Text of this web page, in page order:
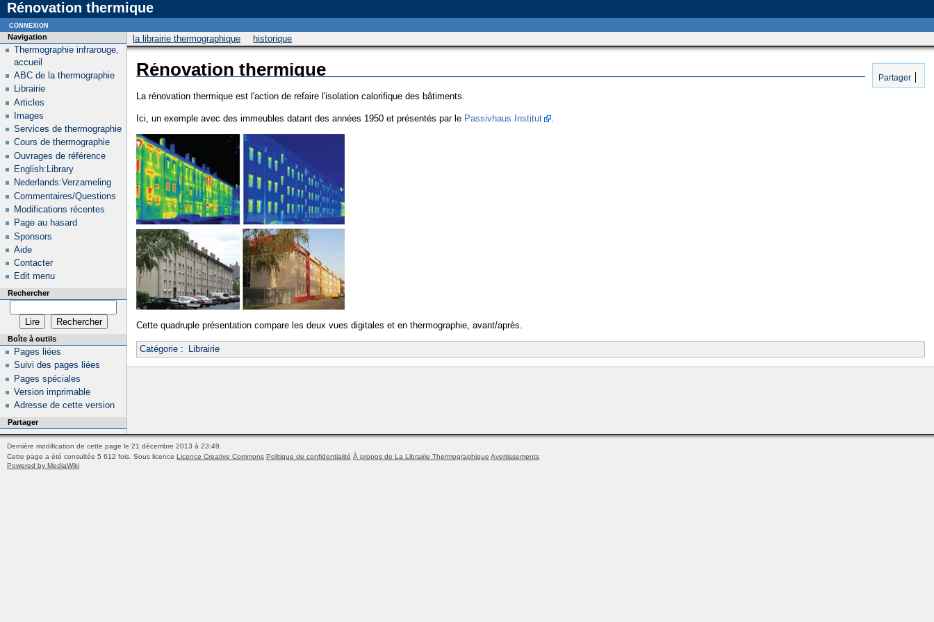
Rénovation thermique
la librairie thermographique historique
Partager
Rénovation thermique
La rénovation thermique est l'action de refaire l'isolation calorifique des bâtiments.
Ici, un exemple avec des immeubles datant des années 1950 et présentés par le Passivhaus Institut
Cette quadruple présentation compare les deux vues digitales et en thermographie, avant/après.
Catégorie: Librairie
Navigation
Thermographie infrarouge,
accueil
ABC de la thermographie
Librairie
Articles
Images
Services de thermographie
Cours de thermographie
Ouvrages de référence
English:Library
Nederlands:Verzameling
Commentaires/Questions
Modifications récentes
Page au hasard
Sponsors
Aide
Contacter
Edit menu
Rechercher
Boîte à outils
Pages liées
Suivi des pages liées
Pages spéciales
Version imprimable
Adresse de cette version
Partager
connexion
Dernière modification de cette page le 21 décembre 2013 à 23:49.
Cette page a été consultée 5 612 fois. Sous licence Licence Creative Commons Politique de confidentialité À propos de La Librairie Thermographique Avertissements
Powered by MediaWiki